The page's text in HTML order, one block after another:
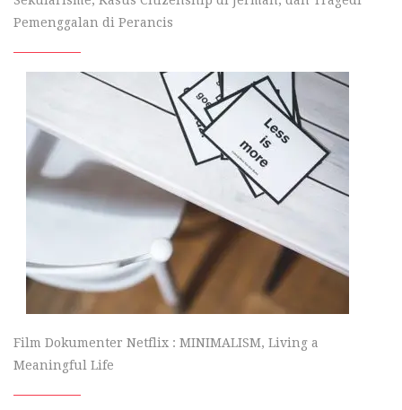
Pemenggalan di Perancis
Film Dokumenter Netflix : MINIMALISM, Living a
Meaningful Life